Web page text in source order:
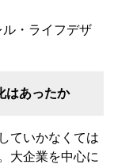
・ライフデザ
はあったか
ていかなくては
大企業を中心に